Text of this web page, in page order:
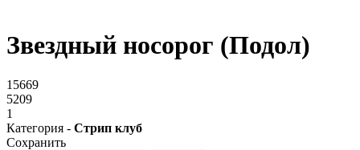
Звездный носорог (Подол)
15669
5209
1
Категория - Стрип клуб
Сохранить